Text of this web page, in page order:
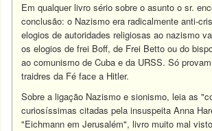
Em qualquer livro sério sobre o asunto o sr.
conclusão: o Nazismo era radicalmente anti-
elogios de autoridades religiosas ao nazismo
os elogios de frei Boff, de Frei Betto ou do
ao comunismo de Cuba e da URSS. Só
traidres da Fé face a Hitler.
Sobre a ligação Nazismo e sionismo, leia as
curiosíssimas citadas pela insuspeita Anna
"Eichmann em Jerusalém", livro muito mal